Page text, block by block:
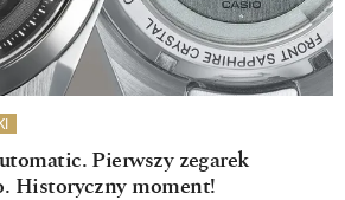
Pierwszy zegarek
Historyczny moment!